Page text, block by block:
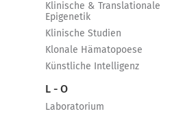
Klinische & Translationale
Epigenetik
Klinische Studien
Klonale Hämatopoese
Künstliche Intelligenz
L - O
Laboratorium